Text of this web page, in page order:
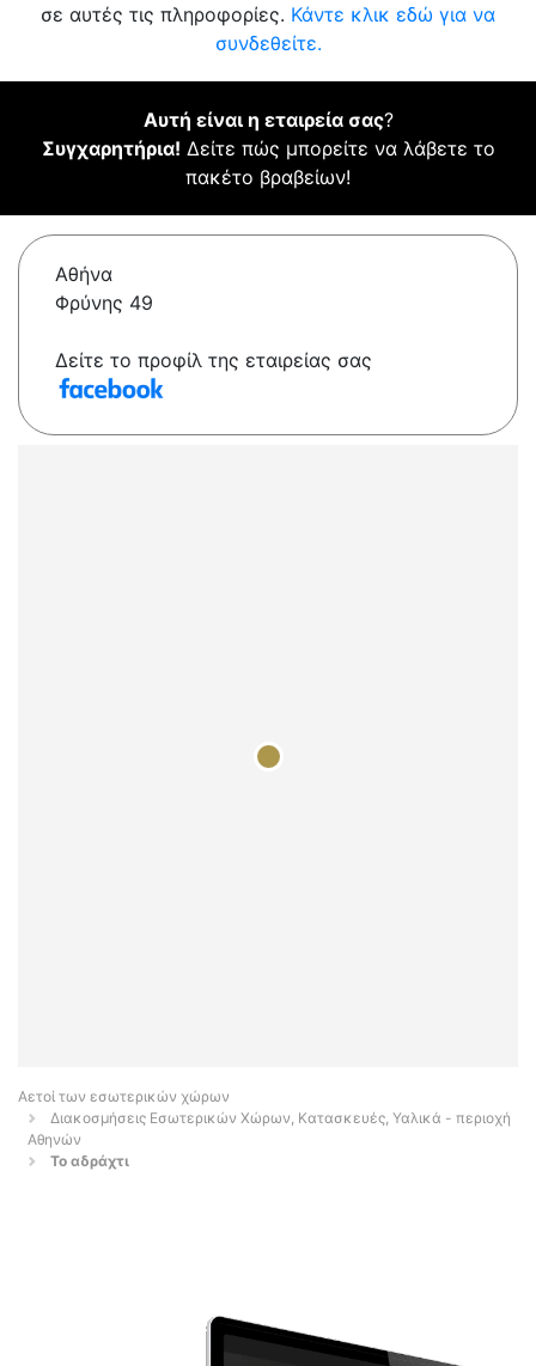
σε αυτές τις πληροφορίες. Κάντε κλικ εδώ για να
συνδεθείτε.
Αυτή είναι η εταιρεία σας?
Συγχαρητήρια! Δείτε πώς μπορείτε να λάβετε το
πακέτο βραβείων!
Αθήνα
Φρύνης 49
Δείτε το προφίλ της εταιρείας σας
Αετοί των εσωτερικών χώρων
Διακοσμήσεις Εσωτερικών Χώρων, Κατασκευές, Υαλικά - περιοχή
Αθηνών
Το αδράχτι